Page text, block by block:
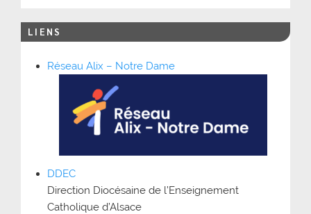
LIENS
Réseau Alix – Notre Dame
DDEC
Direction Diocésaine de l’Enseignement
Catholique d’Alsace